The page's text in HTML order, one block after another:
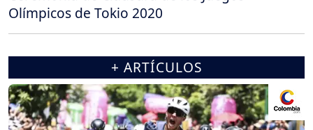
Olímpicos de Tokio 2020
+ ARTÍCULOS